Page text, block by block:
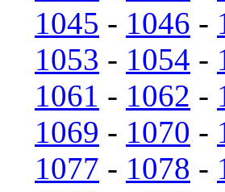
1045 - 1046 -
1053 - 1054 -
1061 - 1062 -
1069 - 1070 -
1077 - 1078 -